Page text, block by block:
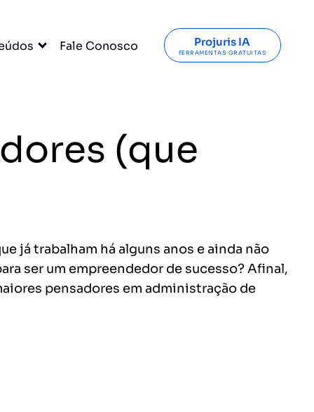
Fale Conosco Projuris IA
FERRAMENTAS GRATUITAS
(que
já trabalham há alguns anos e ainda não
ser um empreendedor de sucesso? Afinal,
pensadores em administração de